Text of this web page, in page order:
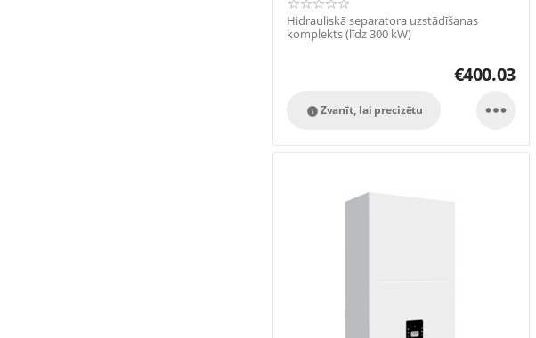
Hidrauliskā separatora uzstādīšanas
komplekts (līdz 300 kW)
€400.03
Zvanīt, lai precizētu
 